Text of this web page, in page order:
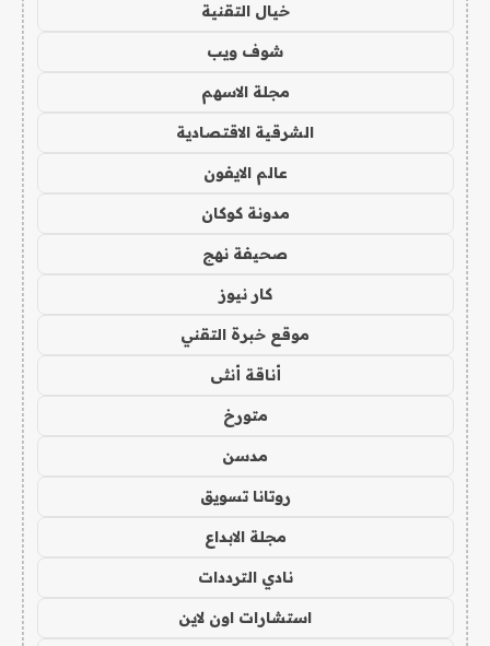
خيال التقنية
شوف ويب
مجلة الاسهم
الشرقية الاقتصادية
عالم الايفون
مدونة كوكان
صحيفة نهج
كار نيوز
موقع خبرة التقني
أناقة أنثى
متورخ
مدسن
روتانا تسويق
مجلة الابداع
نادي الترددات
استشارات اون لاين